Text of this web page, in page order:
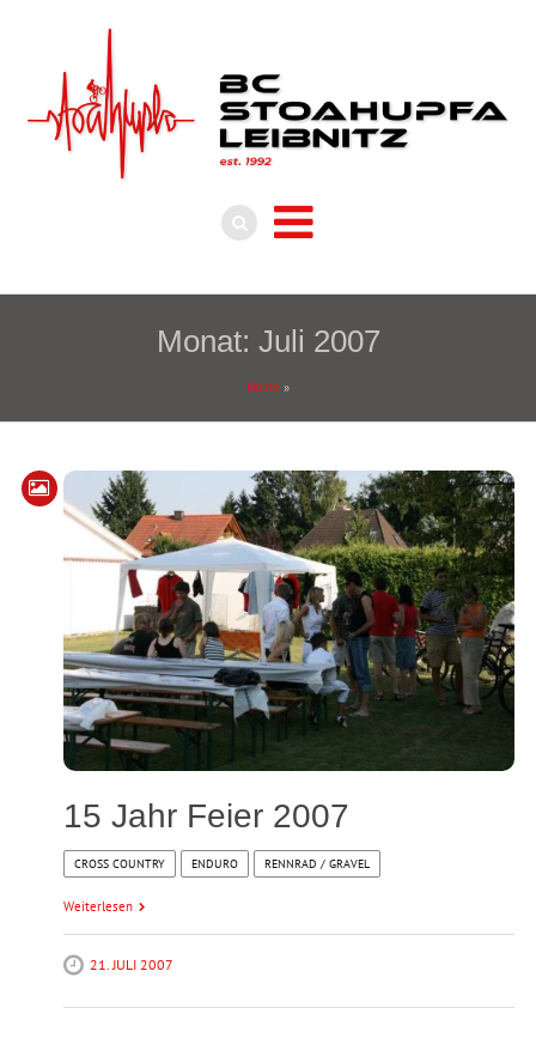
Monat: Juli 2007
Home »
15 Jahr Feier 2007
CROSS COUNTRY ENDURO RENNRAD / GRAVEL
Weiterlesen
21. JULI 2007